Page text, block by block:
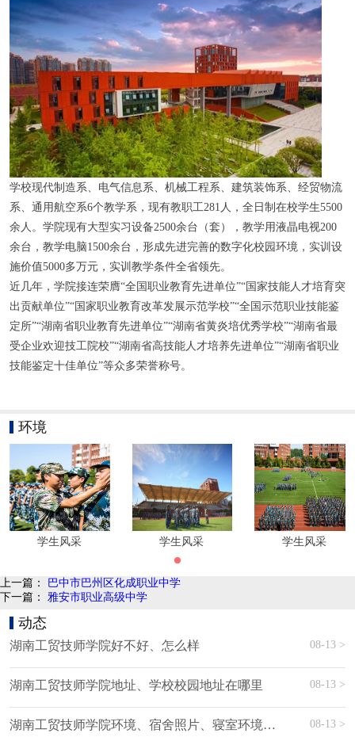
学校现代制造系、电气信息系、机械工程系、建筑装饰系、经贸物流
系、通用航空系6个教学系，现有教职工281人，全日制在校学生5500
余人。学院现有大型实习设备2500余台（套），教学用液晶电视200
余台，教学电脑1500余台，形成先进完善的数字化校园环境，实训设
施价值5000多万元，实训教学条件全省领先。
近几年，学院接连荣膺“全国职业教育先进单位”“国家技能人才培育突
出贡献单位”“国家职业教育改革发展示范学校”“全国示范职业技能鉴
定所”“湖南省职业教育先进单位”“湖南省黄炎培优秀学校”“湖南省最
受企业欢迎技工院校”“湖南省高技能人才培养先进单位”“湖南省职业
技能鉴定十佳单位”等众多荣誉称号。
环境
学生风采 学生风采 学生风采
上一篇： 巴中市巴州区化成职业中学
下一篇： 雅安市职业高级中学
动态
湖南工贸技师学院好不好、怎么样 08-13 >
湖南工贸技师学院地址、学校校园地址在哪里 08-13 >
湖南工贸技师学院环境、宿舍照片、寝室环境、图片 08-13 >